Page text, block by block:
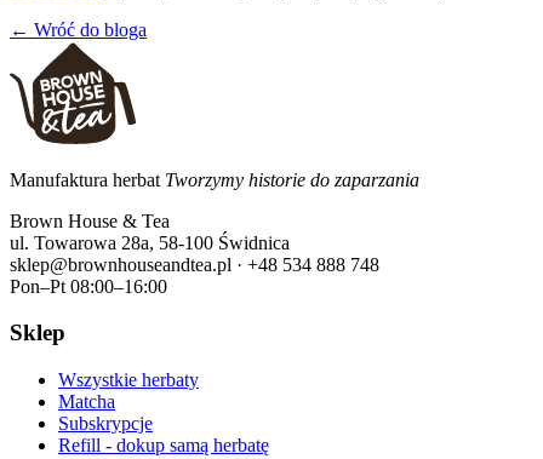
← Wróć do bloga
Manufaktura herbat Tworzymy historie do zaparzania
Brown House & Tea
ul. Towarowa 28a, 58-100 Świdnica
sklep@brownhouseandtea.pl · +48 534 888 748
Pon–Pt 08:00–16:00
Sklep
Wszystkie herbaty
Matcha
Subskrypcje
Refill - dokup samą herbatę